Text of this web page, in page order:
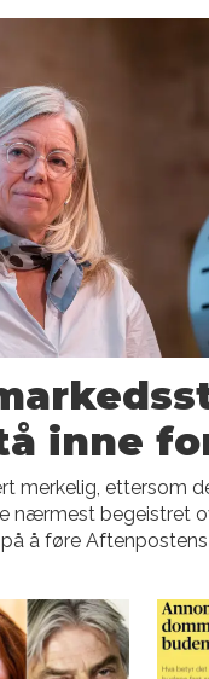
inne
merkelig, ettersom
nærmest begeistret
å føre